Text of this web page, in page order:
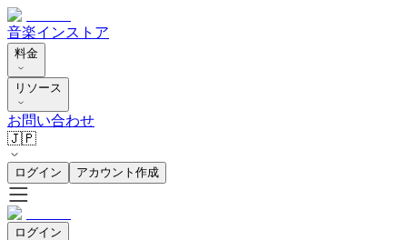
音楽インストア
料金
リソース
お問い合わせ
🇯🇵
ログイン アカウント作成
ログイン